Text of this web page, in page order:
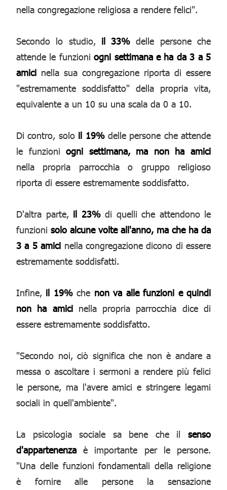
nella congregazione religiosa a rendere felici".
Secondo lo studio, il 33% delle persone che
attende le funzioniogni settimana e ha da 3 a 5
amici nella sua congregazione riporta di essere
"estremamente soddisfatto" della propria vita,
equivalente a un 10 su una scala da 0 a 10.
Di contro, solo il 19%delle persone che attende
le funzioniogni settimana, ma non ha amici
nella propria parrocchia o gruppo religioso
riporta di essere estremamente soddisfatto.
D'altra parte, il 23%di quelli che attendono le
funzioni solo alcune volte all'anno, ma che ha da
3 a 5 amici nella congregazione dicono di essere
estremamente soddisfatti.
Infine, il 19%che non va alle funzioni e quindi
non ha amicinella propria parrocchia dice di
essere estremamente soddisfatto.
"Secondo noi, ciò significa che non è andare a
messa o ascoltare i sermoni a rendere più felici
le persone, ma l'avere amici e stringere legami
sociali in quell'ambiente".
La psicologia sociale sa bene che il senso
d'appartenenza è importante per le persone.
"Una delle funzioni fondamentali della religione
è fornire alle persone la sensazione